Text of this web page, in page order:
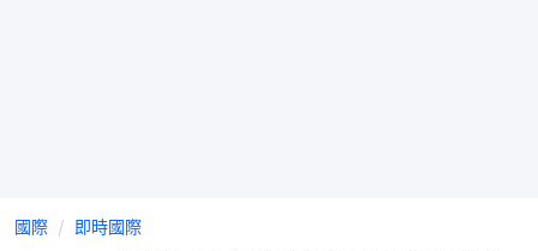
國際 即時國際